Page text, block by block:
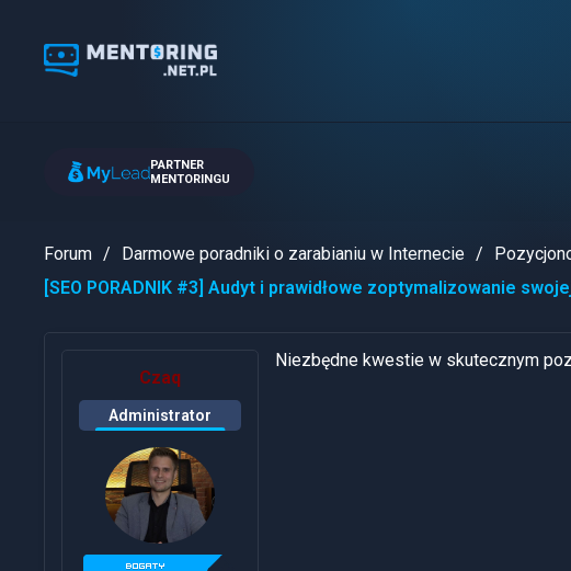
PARTNER
MENTORINGU
Forum Darmowe poradniki o zarabianiu w Internecie
[SEO PORADNIK #3] Audyt i prawidłowe zoptymalizowanie
Czaq
Administrator
Niezbędne kwestie w skutecznym